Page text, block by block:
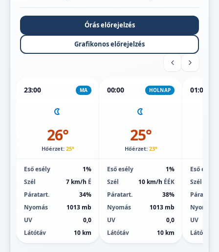
Órás előrejelzés
Grafikonos előrejelzés
23:00 MA
26°
Hőérzet: 25°
Eső esély
1%
Szél
7 km/h É
Páratart.
34%
Nyomás
1013 mb
UV
0,0
Látótáv
10 km
00:00 HOLNAP
25°
Hőérzet: 23°
Eső esély
1%
Szél
10 km/h ÉÉK
Páratart.
38%
Nyomás
1013 mb
UV
0,0
Látótáv
10 km
01:00
Eső esély
Szél
Páratart.
Nyomás
UV
Látótáv